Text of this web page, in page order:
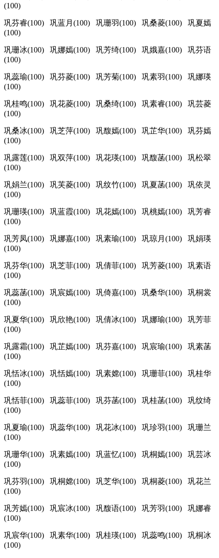
(100)
巩芬睿(100) 巩蓝月(100) 巩珊羽(100) 巩桑菱(100) 巩夏嫣
(100)
巩珊冰(100) 巩娜嫣(100) 巩芳绮(100) 巩娥嘉(100) 巩芬语
(100)
巩蕊瑜(100) 巩芬菱(100) 巩芳菊(100) 巩素羽(100) 巩娜瑛
(100)
巩桂鸣(100) 巩花菱(100) 巩桑绮(100) 巩素睿(100) 巩芸菱
(100)
巩桑冰(100) 巩芝萍(100) 巩馥嫣(100) 巩芷华(100) 巩芬嫣
(100)
巩露莲(100) 巩双萍(100) 巩花瑛(100) 巩馥菡(100) 巩松翠
(100)
巩娟兰(100) 巩芙菱(100) 巩纹竹(100) 巩夏菡(100) 巩依灵
(100)
巩珊瑛(100) 巩蓝霞(100) 巩花嫣(100) 巩桃嫣(100) 巩芳睿
(100)
巩芳凤(100) 巩娜嘉(100) 巩素瑜(100) 巩琼月(100) 巩娟瑛
(100)
巩芬华(100) 巩芝菲(100) 巩倩菲(100) 巩芳菱(100) 巩素语
(100)
巩蕊菡(100) 巩宸嫣(100) 巩倚嘉(100) 巩桑华(100) 巩桐裳
(100)
巩夏华(100) 巩欣艳(100) 巩倩冰(100) 巩娜瑜(100) 巩芳菲
(100)
巩露霜(100) 巩芷嫣(100) 巩芬嘉(100) 巩宸瑜(100) 巩素菡
(100)
巩恬冰(100) 巩恬嫣(100) 巩素嫦(100) 巩珊菲(100) 巩桂华
(100)
巩恬菲(100) 巩蕊菲(100) 巩芬菡(100) 巩桂菡(100) 巩纹绮
(100)
巩夏瑜(100) 巩蕊华(100) 巩花冰(100) 巩珍羽(100) 巩珊兰
(100)
巩珊华(100) 巩素嫣(100) 巩蓝忆(100) 巩桐嫣(100) 巩芸冰
(100)
巩芬羽(100) 巩桐嫦(100) 巩芝华(100) 巩桐菱(100) 巩花兰
(100)
巩芳嫣(100) 巩宸冰(100) 巩馥语(100) 巩芳羽(100) 巩娜睿
(100)
巩宸华(100) 巩素华(100) 巩桂瑛(100) 巩蕊鸣(100) 巩桐冰
(100)